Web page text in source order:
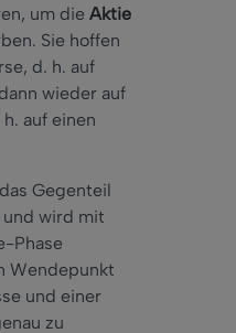
um die Aktie
Sie hoffen
d. h. auf
wieder auf
auf einen
Gegenteil
und wird mit
Phase
Wendepunkt
und einer
zu